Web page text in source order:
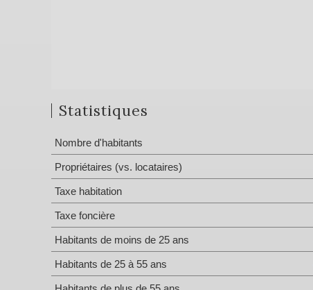
Statistiques
Nombre d'habitants
Propriétaires (vs. locataires)
Taxe habitation
Taxe foncière
Habitants de moins de 25 ans
Habitants de 25 à 55 ans